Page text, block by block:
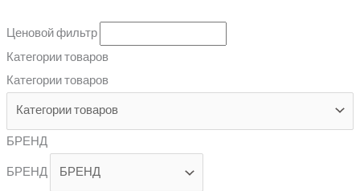
Ценовой фильтр
Категории товаров
Категории товаров
БРЕНД
БРЕНД